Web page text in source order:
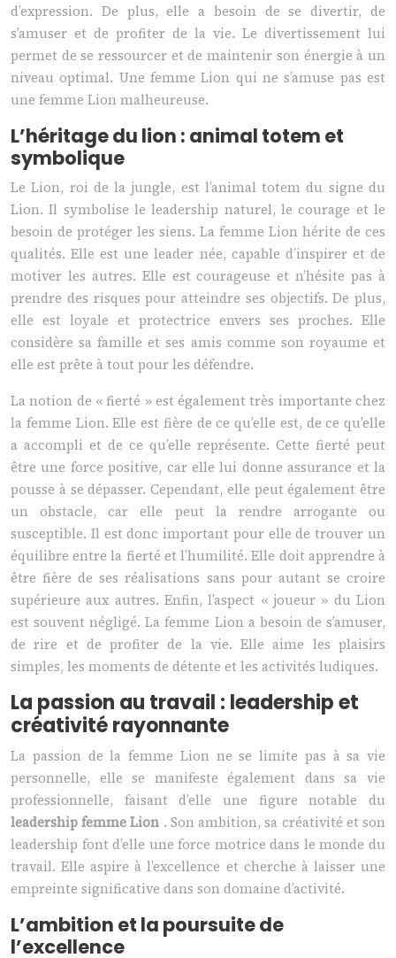
d’expression. De plus, elle a besoin de se divertir, de
s’amuser et de profiter de la vie. Le divertissement lui
permet de se ressourcer et de maintenir son énergie à un
niveau optimal. Une femme Lion qui ne s’amuse pas est
une femme Lion malheureuse.
L’héritage du lion : animal totem et
symbolique
Le Lion, roi de la jungle, est l’animal totem du signe du
Lion. Il symbolise le leadership naturel, le courage et le
besoin de protéger les siens. La femme Lion hérite de ces
qualités. Elle est une leader née, capable d’inspirer et de
motiver les autres. Elle est courageuse et n’hésite pas à
prendre des risques pour atteindre ses objectifs. De plus,
elle est loyale et protectrice envers ses proches. Elle
considère sa famille et ses amis comme son royaume et
elle est prête à tout pour les défendre.
La notion de « fierté » est également très importante chez
la femme Lion. Elle est fière de ce qu’elle est, de ce qu’elle
a accompli et de ce qu’elle représente. Cette fierté peut
être une force positive, car elle lui donne assurance et la
pousse à se dépasser. Cependant, elle peut également être
un obstacle, car elle peut la rendre arrogante ou
susceptible. Il est donc important pour elle de trouver un
équilibre entre la fierté et l’humilité. Elle doit apprendre à
être fière de ses réalisations sans pour autant se croire
supérieure aux autres. Enfin, l’aspect « joueur » du Lion
est souvent négligé. La femme Lion a besoin de s’amuser,
de rire et de profiter de la vie. Elle aime les plaisirs
simples, les moments de détente et les activités ludiques.
La passion au travail : leadership et
créativité rayonnante
La passion de la femme Lion ne se limite pas à sa vie
personnelle, elle se manifeste également dans sa vie
professionnelle, faisant d’elle une figure notable du
leadership femme Lion . Son ambition, sa créativité et son
leadership font d’elle une force motrice dans le monde du
travail. Elle aspire à l’excellence et cherche à laisser une
empreinte significative dans son domaine d’activité.
L’ambition et la poursuite de
l’excellence